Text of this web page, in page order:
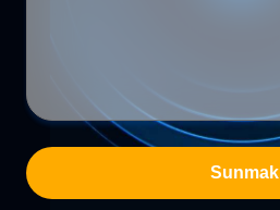
Sunmak